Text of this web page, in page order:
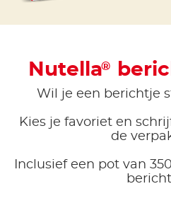
Nutella®
Wil je een berichtje
Kies je favoriet en
de
Inclusief een pot van